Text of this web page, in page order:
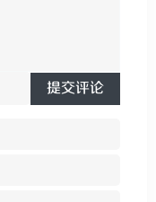
提交评论